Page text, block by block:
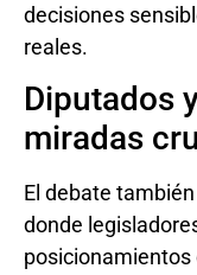
decisiones
reales.
Diputados
miradas
El debate
donde